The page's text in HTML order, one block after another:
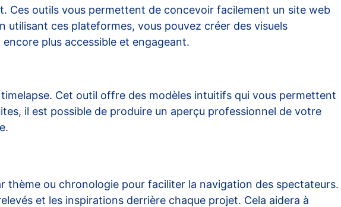
. Ces outils vous permettent de concevoir facilement un site web
utilisant ces plateformes, vous pouvez créer des visuels
plus accessible et engageant.
Cet outil offre des modèles intuitifs qui vous permettent
il est possible de produire un aperçu professionnel de votre
thème ou chronologie pour faciliter la navigation des spectateurs.
et les inspirations derrière chaque projet. Cela aidera à